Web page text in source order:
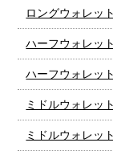
ロングウォレッ
ハーフウォレッ
ハーフウォレッ
ミドルウォレッ
ミドルウォレッ